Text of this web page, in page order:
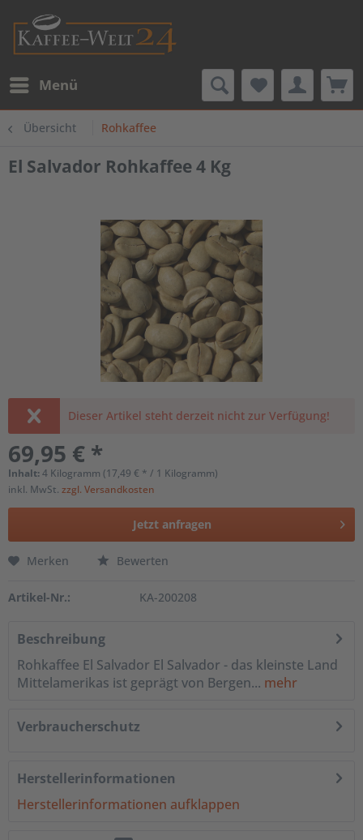
Menü
Übersicht Rohkaffee
El Salvador Rohkaffee 4 Kg
Dieser Artikel steht derzeit nicht zur Verfügung!
69,95 € *
Inhalt:4 Kilogramm (17,49 € * / 1 Kilogramm)
inkl. MwSt. zzgl. Versandkosten
Jetzt anfragen
Merken Bewerten
Artikel-Nr.: KA-200208
Beschreibung
Rohkaffee El Salvador El Salvador - das kleinste Land
Mittelamerikas ist geprägt von Bergen... mehr
Verbraucherschutz
Herstellerinformationen
Herstellerinformationen aufklappen